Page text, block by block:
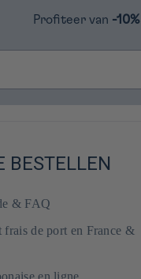
Profiteer van -10%
BESTELLEN
& FAQ
frais de port en France &
en ligne